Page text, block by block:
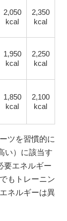
2,050
kcal
2,350
kcal
1,950
kcal
2,250
kcal
1,850
kcal
2,100
kcal
ツを習慣的に
い）に該当す
要エネルギー
もトレーニン
ネルギーは異